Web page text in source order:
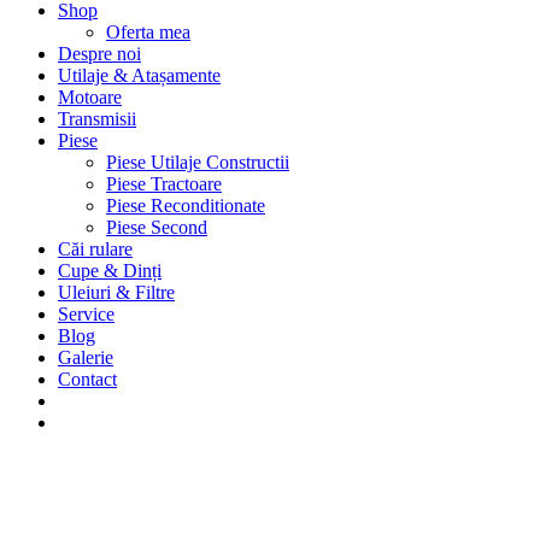
Shop
Oferta mea
Despre noi
Utilaje & Atașamente
Motoare
Transmisii
Piese
Piese Utilaje Constructii
Piese Tractoare
Piese Reconditionate
Piese Second
Căi rulare
Cupe & Dinți
Uleiuri & Filtre
Service
Blog
Galerie
Contact